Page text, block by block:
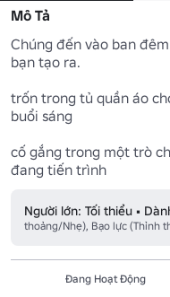
Mô Tả
Chúng đến vào ban
bạn tạo ra.
trốn trong tủ quần áo
buổi sáng
cố gắng trong một trò
Người lớn: Tối thiểu •
thoảng/Nhẹ), Bạo lực (Thỉnh
Đang Hoạt Động